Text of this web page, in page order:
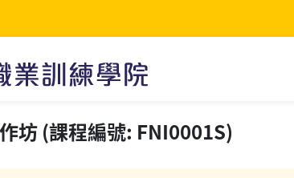
坊 (課程編號: FNI0001S)